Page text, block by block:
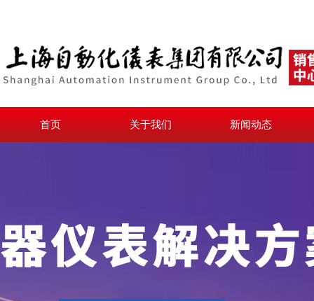
首页 关于我们 新闻动态